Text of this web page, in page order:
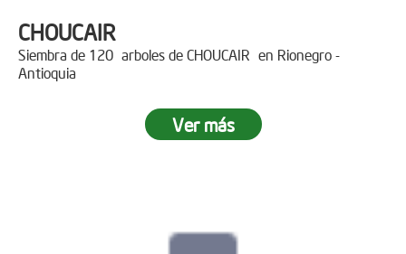
CHOUCAIR
Siembra de 120 arboles de CHOUCAIR en Rionegro -
Antioquia
Ver más